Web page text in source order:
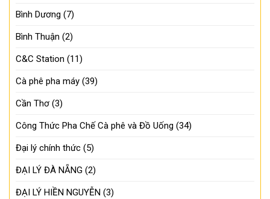
Bình Dương (7)
Bình Thuận (2)
C&C Station (11)
Cà phê pha máy (39)
Cần Thơ (3)
Công Thức Pha Chế Cà phê và Đồ Uống (34)
Đại lý chính thức (5)
ĐẠI LÝ ĐÀ NẴNG (2)
ĐẠI LÝ HIỀN NGUYỄN (3)